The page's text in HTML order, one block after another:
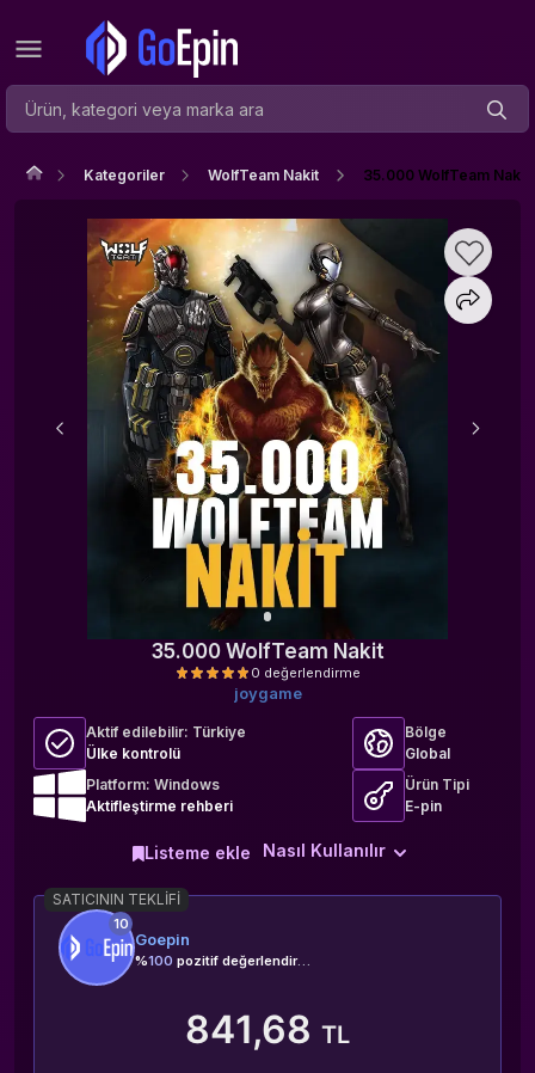
Kategoriler WolfTeam Nakit 35.000 WolfTeam Nakit
35.000 WolfTeam Nakit
0 değerlendirme
joygame
Aktif edilebilir: Türkiye
Ülke kontrolü
Bölge
Global
Platform: Windows
Aktifleştirme rehberi
Ürün Tipi
E-pin
Nasıl Kullanılır
Listeme ekle
SATICININ TEKLIFI
10
Goepin
%100 pozitif değerlendirme
841,68 TL